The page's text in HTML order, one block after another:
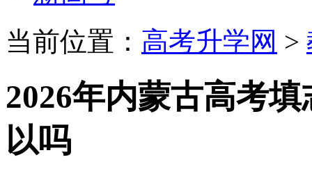
当前位置： 高考升学网 >
2026年内蒙古高考
以吗